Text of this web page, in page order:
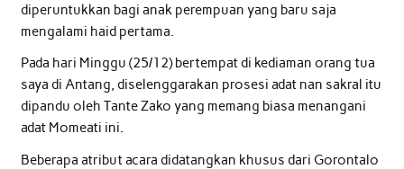
diperuntukkan bagi anak perempuan yang baru saja
mengalami haid pertama.
Pada hari Minggu (25/12) bertempat di kediaman orang tua
saya di Antang, diselenggarakan prosesi adat nan sakral itu
dipandu oleh Tante Zako yang memang biasa menangani
adat Momeati ini.
Beberapa atribut acara didatangkan khusus dari Gorontalo